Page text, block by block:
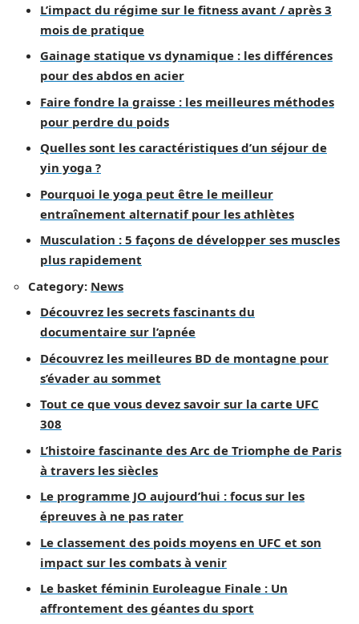
L’impact du régime sur le fitness avant / après 3
mois de pratique
Gainage statique vs dynamique : les différences
pour des abdos en acier
Faire fondre la graisse : les meilleures méthodes
pour perdre du poids
Quelles sont les caractéristiques d’un séjour de
yin yoga ?
Pourquoi le yoga peut être le meilleur
entraînement alternatif pour les athlètes
Musculation : 5 façons de développer ses muscles
plus rapidement
Category: News
Découvrez les secrets fascinants du
documentaire sur l’apnée
Découvrez les meilleures BD de montagne pour
s’évader au sommet
Tout ce que vous devez savoir sur la carte UFC
308
L’histoire fascinante des Arc de Triomphe de Paris
à travers les siècles
Le programme JO aujourd’hui : focus sur les
épreuves à ne pas rater
Le classement des poids moyens en UFC et son
impact sur les combats à venir
Le basket féminin Euroleague Finale : Un
affrontement des géantes du sport